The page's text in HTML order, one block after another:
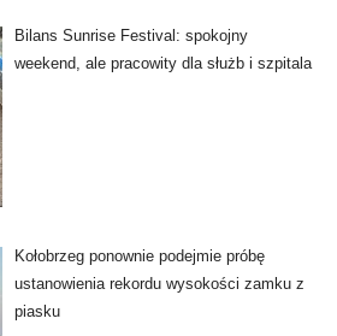
Bilans Sunrise Festival: spokojny
weekend, ale pracowity dla służb i szpitala
Kołobrzeg ponownie podejmie próbę
ustanowienia rekordu wysokości zamku z
piasku